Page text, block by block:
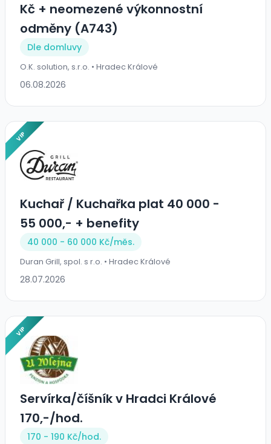
Kč + neomezené výkonnostní
odměny (A743)
Dle domluvy
O.K. solution, s.r.o. • Hradec Králové
06.08.2026
VIP
Kuchař / Kuchařka plat 40 000 -
55 000,- + benefity
40 000 - 60 000 Kč/měs.
Duran Grill, spol. s r.o. • Hradec Králové
28.07.2026
VIP
Servírka/číšník v Hradci Králové
170,-/hod.
170 - 190 Kč/hod.